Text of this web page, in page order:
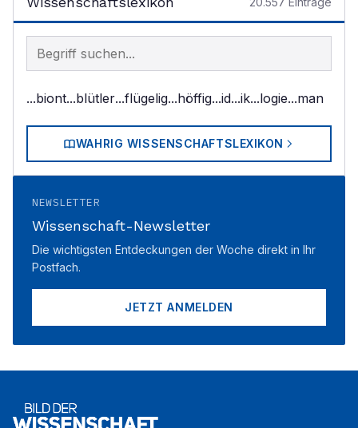
Begriff im Lexikon suchen
...biont...blütler...flügelig...höffig...id...ik...logie...man
WAHRIG WISSENSCHAFTSLEXIKON
NEWSLETTER
Wissenschaft-Newsletter
Die wichtigsten Entdeckungen der Woche direkt in Ihr
Postfach.
JETZT ANMELDEN